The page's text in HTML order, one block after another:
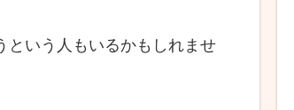
という人もいるかもしれませ